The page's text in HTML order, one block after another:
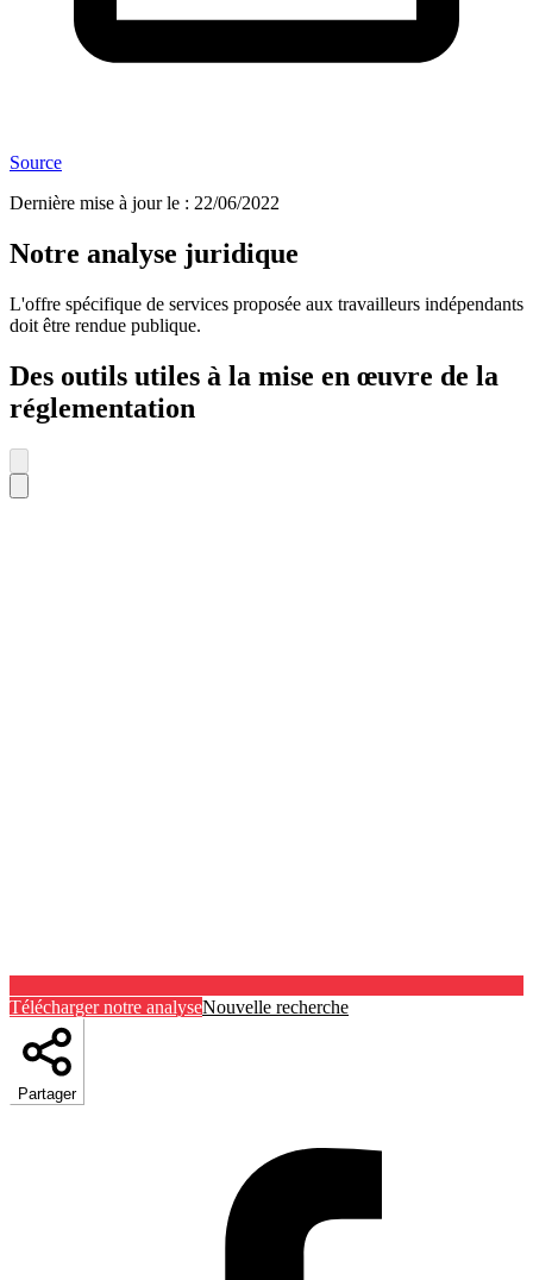
Source
Dernière mise à jour le : 22/06/2022
Notre analyse juridique
L'offre spécifique de services proposée aux travailleurs indépendants
doit être rendue publique.
Des outils utiles à la mise en œuvre de la
réglementation
Télécharger notre analyseNouvelle recherche
Partager